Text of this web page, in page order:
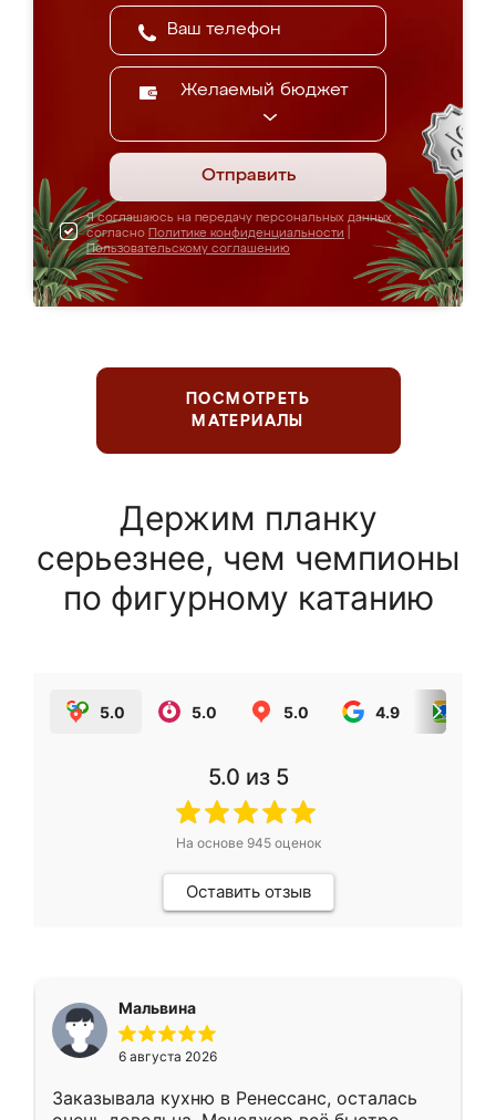
Желаемый бюджет
Отправить
Я соглашаюсь на передачу персональных данных
согласно Политике конфиденциальности
Пользовательскому соглашению
ПОСМОТРЕТЬ
МАТЕРИАЛЫ
Держим планку
серьезнее, чем чемпионы
по фигурному катанию
5.0 5.0 5.0 4.9
5.0 из 5
На основе 945оценок
Оставить отзыв
Мальвина
6 августа 2026
Заказывала кухню в Ренессанс, осталась